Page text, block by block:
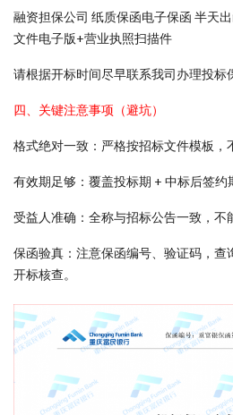
融资担保公司 纸质保函电子保函 半天
文件电子版+营业执照扫描件
请根据开标时间尽早联系我司办理投标
四、关键注意事项（避坑）
格式绝对一致：严格按招标文件模板，
有效期足够：覆盖投标期 + 中标后签约
受益人准确：全称与招标公告一致，不
保函验真：注意保函编号、验证码，查
开标核查。